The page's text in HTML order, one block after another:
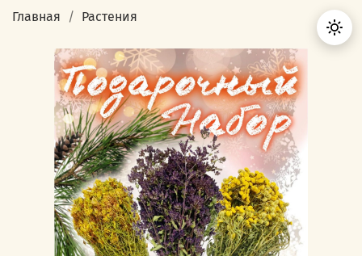
Главная Растения